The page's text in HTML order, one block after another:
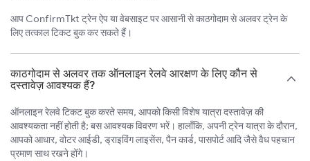
आप ConfirmTkt ट्रेन ऐप या वेबसाइट पर आसानी से काठगोदाम से अलवर ट्रेन के
लिए तत्काल टिकट बुक कर सकते हैं।
काठगोदाम से अलवर तक ऑनलाइन रेलवे आरक्षण के लिए कौन से
दस्तावेज़ आवश्यक हैं?
ऑनलाइन रेलवे टिकट बुक करते समय, आपको किसी विशेष यात्रा दस्तावेज़ की
आवश्यकता नहीं होती है; बस आवश्यक विवरण भरें। हालाँकि, अपनी ट्रेन यात्रा के दौरान,
आपको आधार, वोटर आईडी, ड्राइविंग लाइसेंस, पैन कार्ड, पासपोर्ट आदि जैसे वैध पहचान
प्रमाण साथ रखने होंगे।